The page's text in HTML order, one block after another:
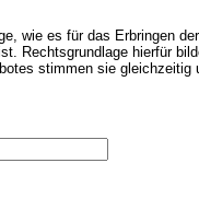
wie es für das Erbringen
Rechtsgrundlage hierfür
stimmen sie gleichzeitig